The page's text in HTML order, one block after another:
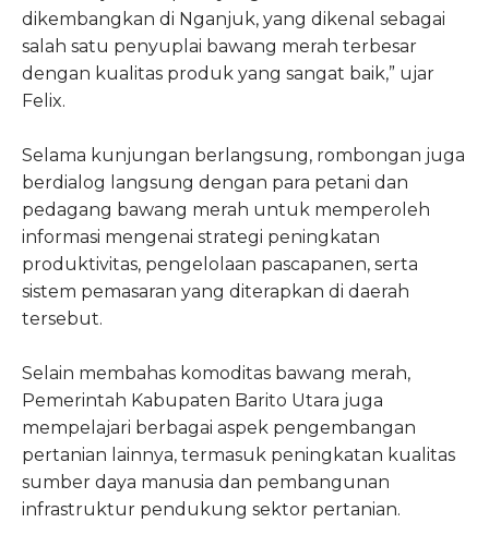
dikembangkan di Nganjuk, yang dikenal sebagai
salah satu penyuplai bawang merah terbesar
dengan kualitas produk yang sangat baik,” ujar
Felix.
Selama kunjungan berlangsung, rombongan juga
berdialog langsung dengan para petani dan
pedagang bawang merah untuk memperoleh
informasi mengenai strategi peningkatan
produktivitas, pengelolaan pascapanen, serta
sistem pemasaran yang diterapkan di daerah
tersebut.
Selain membahas komoditas bawang merah,
Pemerintah Kabupaten Barito Utara juga
mempelajari berbagai aspek pengembangan
pertanian lainnya, termasuk peningkatan kualitas
sumber daya manusia dan pembangunan
infrastruktur pendukung sektor pertanian.